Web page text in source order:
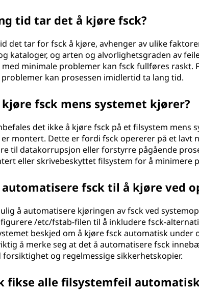
tid tar det å kjøre fsck?
det tar for fsck å kjøre, avhenger av ulike
kataloger, og arten og alvorlighetsgraden av
minimale problemer kan fsck fullføres raskt.
kan prosessen imidlertid ta lang tid.
kjøre fsck mens systemet kjører?
det ikke å kjøre fsck på et filsystem mens
montert. Dette er fordi fsck opererer på et lavt
til datakorrupsjon eller forstyrre pågående
eller skrivebeskyttet filsystem for å minimere
automatisere fsck til å kjøre ved
å automatisere kjøringen av fsck ved
/etc/fstab-filen til å inkludere fsck-
beskjed om å kjøre fsck automatisk under
å merke seg at det å automatisere fsck
forsiktighet og regelmessige sikkerhetskopier.
fikse alle filsystemfeil